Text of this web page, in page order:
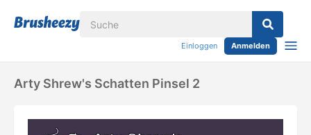
Einloggen Anmelden
Arty Shrew's Schatten Pinsel 2